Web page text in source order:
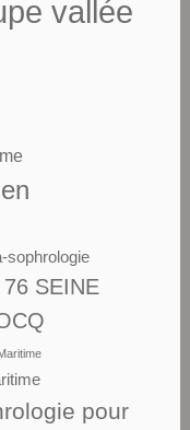
vallée
sophrologie
SEINE
pour